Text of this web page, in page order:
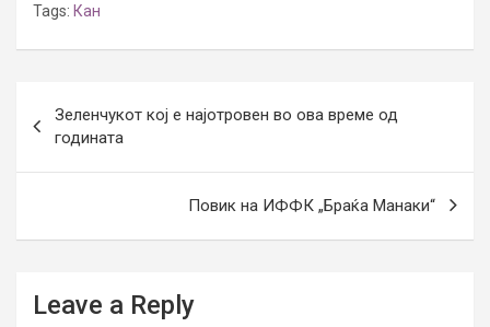
Tags: Кан
navigation
Зеленчукот кој е најотровен во ова време од
годината
Повик на ИФФК „Браќа Манаки“
Leave a Reply